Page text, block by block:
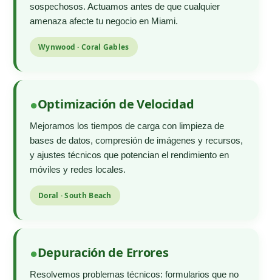
sospechosos. Actuamos antes de que cualquier
amenaza afecte tu negocio en Miami.
Wynwood · Coral Gables
Optimización de Velocidad
Mejoramos los tiempos de carga con limpieza de
bases de datos, compresión de imágenes y recursos,
y ajustes técnicos que potencian el rendimiento en
móviles y redes locales.
Doral · South Beach
Depuración de Errores
Resolvemos problemas técnicos: formularios que no